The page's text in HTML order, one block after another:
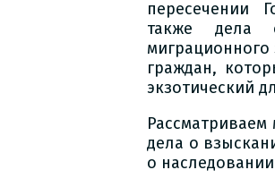
пересечении
также дела
миграционного
граждан,
экзотический
дела о
о